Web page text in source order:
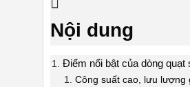
Nội dung
Điểm nổi bật của dòng quạt
Công suất cao, lưu lượng